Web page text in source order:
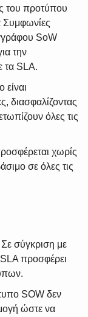
του προτύπου
Συμφωνίες
SoW
την
τα SLA.
διασφαλίζοντας
όλες τις
χωρίς
σε όλες τις
σύγκριση με
προσφέρει
SOW δεν
ώστε να